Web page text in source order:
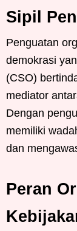
Sipil
Penguatan
demokrasi
(CSO)
mediator
Dengan
memiliki
dan
Peran